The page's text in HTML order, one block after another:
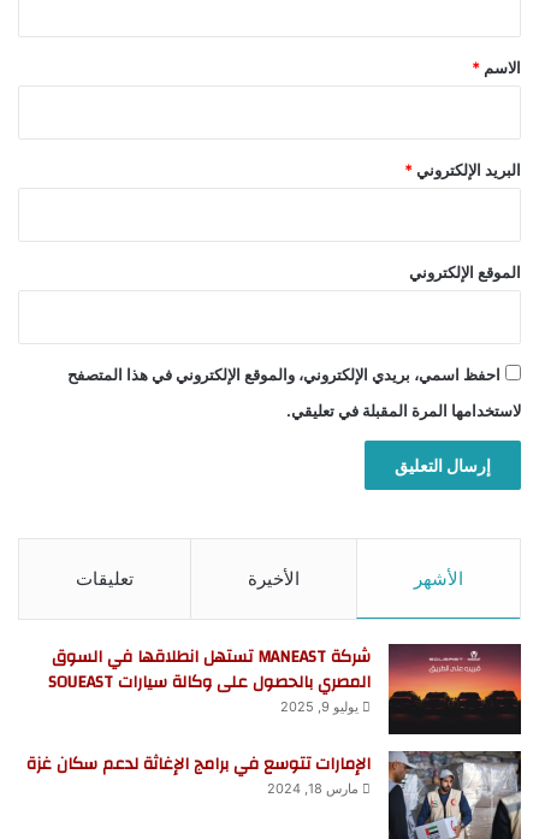
*
الاسم *
البريد الإلكتروني *
الموقع الإلكتروني
احفظ اسمي، بريدي الإلكتروني، والموقع الإلكتروني في هذا المتصفح
لاستخدامها المرة المقبلة في تعليقي.
الأشهر الأخيرة تعليقات
شركة MANEAST تستهل انطلاقها في السوق
المصري بالحصول على وكالة سيارات SOUEAST
يوليو 9, 2025
الإمارات تتوسع في برامج الإغاثة لدعم سكان غزة
مارس 18, 2024